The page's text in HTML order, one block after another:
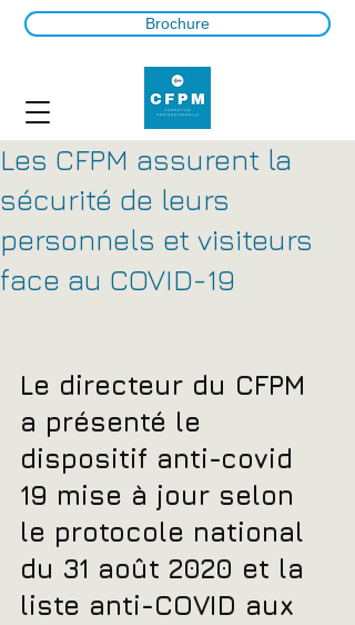
Brochure
Les CFPM assurent la
sécurité de leurs
personnels et visiteurs
face au COVID-19
Le directeur du CFPM
a présenté le
dispositif anti-covid
19 mise à jour selon
le protocole national
du 31 août 2020 et la
liste anti-COVID aux